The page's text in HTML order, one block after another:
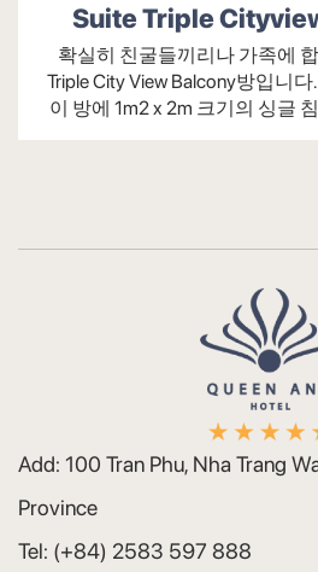
욕조 및 독립형 샤워기
편리한 의류건조기
12세 이상 어린이는 성인
객실 내 흡연 시 벌금이 부
거동이 불편한 분을 돕기
고 호텔에 반려동물을 동반
만 12세 미만 아동 최대 2
Suite Triple
Seaview
확실히 친굴들끼리나 가족에
Triple City View Balcony방입니
이 방에 1m2 x 2m 크기의 싱글
Add: 100 Tran Phu, Nha Trang
Province
Tel: (+84) 2583 597 888